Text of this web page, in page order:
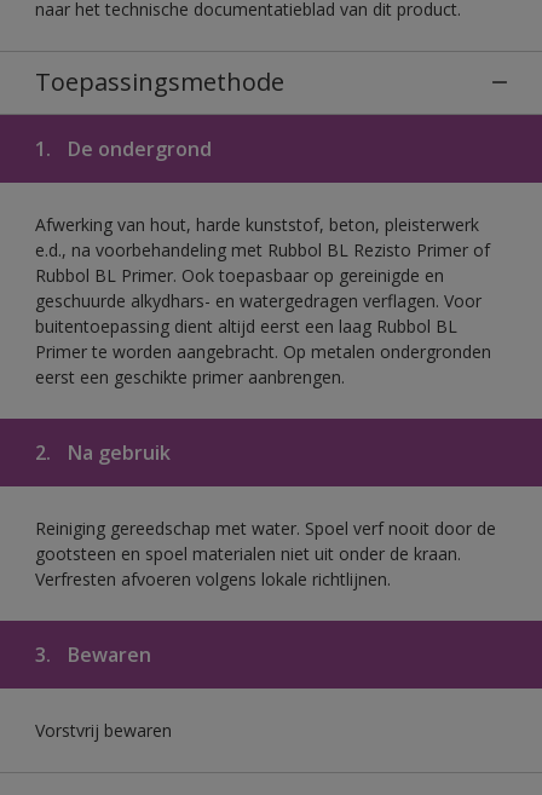
naar het technische documentatieblad van dit product.
Toepassingsmethode
1. De ondergrond
Afwerking van hout, harde kunststof, beton, pleisterwerk
e.d., na voorbehandeling met Rubbol BL Rezisto Primer of
Rubbol BL Primer. Ook toepasbaar op gereinigde en
geschuurde alkydhars- en watergedragen verflagen. Voor
buitentoepassing dient altijd eerst een laag Rubbol BL
Primer te worden aangebracht. Op metalen ondergronden
eerst een geschikte primer aanbrengen.
2. Na gebruik
Reiniging gereedschap met water. Spoel verf nooit door de
gootsteen en spoel materialen niet uit onder de kraan.
Verfresten afvoeren volgens lokale richtlijnen.
3. Bewaren
Vorstvrij bewaren